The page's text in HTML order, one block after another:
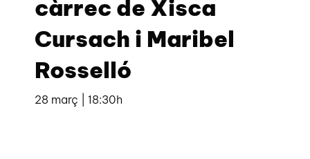
càrrec de Xisca
Cursach i Maribel
Rosselló
28 març | 18:30h